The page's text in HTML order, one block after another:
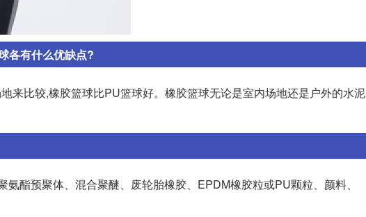
各有什么优缺点?
来比较,橡胶篮球比PU篮球好。橡胶篮球无论是室内场地还是户外的水泥
酯预聚体、混合聚醚、废轮胎橡胶、EPDM橡胶粒或PU颗粒、颜料、